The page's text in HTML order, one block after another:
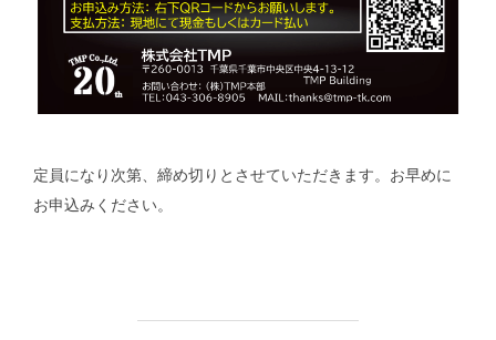
定員になり次第、締め切りとさせていただきます。お早めに
お申込みください。